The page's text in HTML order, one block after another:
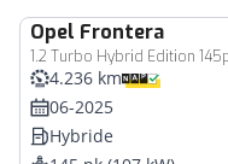
Opel Frontera
1.2 Turbo Hybrid Edition
4.236 km
06-2025
Hybride